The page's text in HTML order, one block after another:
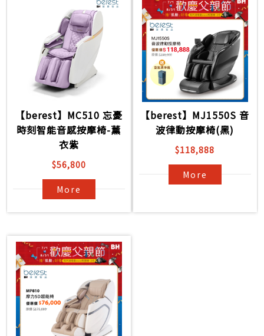
【berest】MC510 忘憂
時刻智能音感按摩椅-薰
衣紫
$56,800
More
【berest】MJ1550S 音
波律動按摩椅(黑)
$118,888
More